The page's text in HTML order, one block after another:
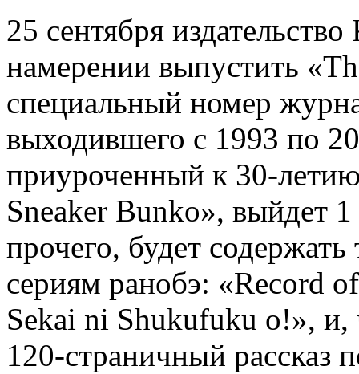
25 сентября
намерении выпустить
специальный номер
выходившего с 1993 по
приуроченный к 30-
Sneaker Bunko», выйдет
прочего, будет
сериям ранобэ: «Record
Sekai ni Shukufuku o!», и,
120-страничный рассказ